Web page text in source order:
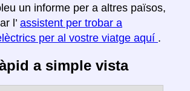
un informe per a altres països,
l’ assistent per trobar a
per al vostre viatge aquí .
a simple vista